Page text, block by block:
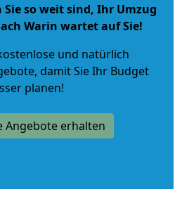
so weit sind, Ihr Umzug
Warin wartet auf Sie!
und natürlich
, damit Sie Ihr Budget
planen!
Angebote erhalten